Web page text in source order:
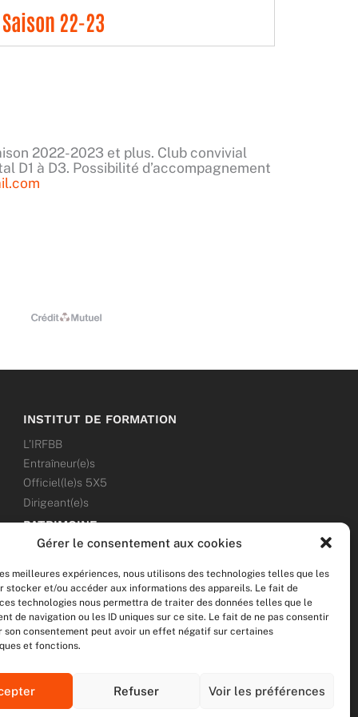
Gérer le consentement aux cookies
meilleures expériences, nous utilisons des technologies telles que les
stocker et/ou accéder aux informations des appareils. Le fait de
technologies nous permettra de traiter des données telles que le
de navigation ou les ID uniques sur ce site. Le fait de ne pas consentir
son consentement peut avoir un effet négatif sur certaines
et fonctions.
Refuser Voir les préférences
22-23
2022-2023 et plus. Club convivial
D1 à D3. Possibilité d’accompagnement
INSTITUT DE FORMATION
L’IRFBB
Entraîneur(e)s
Officiel(le)s 5X5
Dirigeant(e)s
PATRIMOINE
ÉVÉNEMENTS
NOS RÉSEAUX SOCIAUX
F
c
e
b
T
i
t
t
t